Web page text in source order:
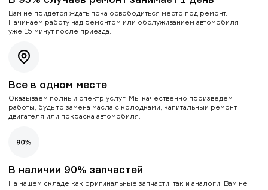
Вам не придется ждать пока освободиться место под ремонт.
Начинаем работу над ремонтом или обслуживанием автомобиля
уже 15 минут после приезда.
Все в одном месте
Оказываем полный спектр услуг. Мы качественно произведем
работы, будь то замена масла с колодками, капитальный ремонт
двигателя или покраска автомобиля.
В наличии 90% запчастей
На нашем складе как оригинальные запчасти, так и аналоги. Вам не